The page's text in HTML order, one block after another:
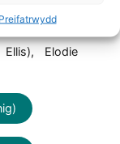
Elodie